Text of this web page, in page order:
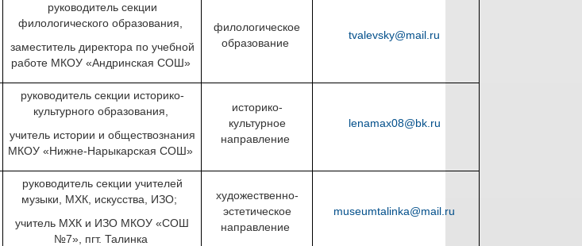
руководитель секции
филологического образования,
заместитель директора по учебной
работе МКОУ «Андринская СОШ»
филологическое
образование
tvalevsky@mail.ru
руководитель секции историко-
культурного образования,
учитель истории и обществознания
МКОУ «Нижне-Нарыкарская СОШ»
историко-
культурное
направление
lenamax08@bk.ru
руководитель секции учителей
музыки, МХК, искусства, ИЗО;
учитель МХК и ИЗО МКОУ «СОШ
№7», пгт. Талинка
художественно-
эстетическое
направление
museumtalinka@mail.ru